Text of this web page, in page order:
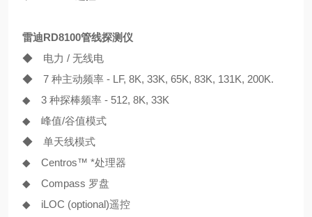
雷迪RD8100管线探测仪
◆ 电力 / 无线电
◆ 7 种主动频率 - LF, 8K, 33K, 65K, 83K, 131K, 200K.
◆ 3 种探棒频率 - 512, 8K, 33K
◆ 峰值/谷值模式
◆ 单天线模式
◆ Centros™ *处理器
◆ Compass 罗盘
◆ iLOC (optional)遥控